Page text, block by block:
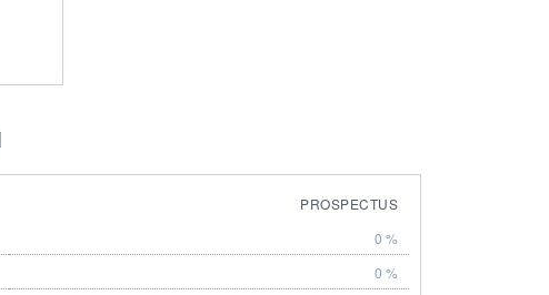
PROSPECTUS
0 %
0 %